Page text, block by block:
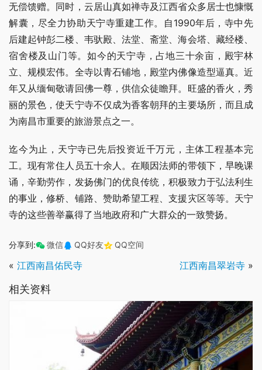
无偿馈赠。同时，云居山真如禅寺及江西省众多居士也慷慨
解囊，尽全力协助天宁寺重建工作。自1990年后，寺中先
后建起钟彭二楼、韦驮殿、法堂、斋堂、海会塔、藏经楼、
宿舍楼及山门等。如今的天宁寺，占地三十余亩，殿宇林
立、规模宏伟。全寺以青石铺地，殿堂内佛像造型逼真。近
年又从缅甸敬请回佛一尊，供信众徒瞻拜。旺盛的香火，秀
丽的景色，使天宁寺不仅成为香客朝拜的主要场所，而且成
为南昌市重要的旅游景点之一。
迄今为止，天宁寺已先后投资近千万元，主体工程基本完
工。现有常住人员五十余人。在顺因法师的带领下，早晚课
诵，辛勤劳作，发扬佛门的优良传统，积极致力于弘法利生
的事业，修桥、铺路、赞助希望工程、支援灾区等等。天宁
寺的这些善举赢得了当地政府和广大群众的一致赞扬。
分享到: 微信 QQ好友 QQ空间
« 江西南昌佑民寺 江西南昌翠岩寺 »
相关资料